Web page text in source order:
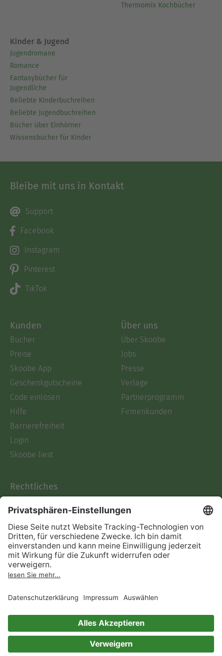
Thermomix Kochbücher
Kinder & Jugend
Jugendromane
Romance
Fantasybücher für
Jugendliche
Beliebte Kinderbuchreihen
Beliebte Jugendbuchreihen
Bücher über Einhörner
Wissensbücher für Kinder
Bleibe mit uns in Kontakt
Support
Facebook
Instagram
Pinterest
TikTok
Kunden
Bücher
Preise
Skoobe App
Geschenkgutscheine
Code einlösen
Hilfe
Barrierefreiheit
Login
Skoobe liest
Über uns
Über Skoobe
Jobs
Presse
Verlage
Partnerprogramm
Firmenkunden
Rechtliches
AGB
Informationen nach Data
Act
Verträge hier kündigen
Impressum
Immer ein gutes Buch